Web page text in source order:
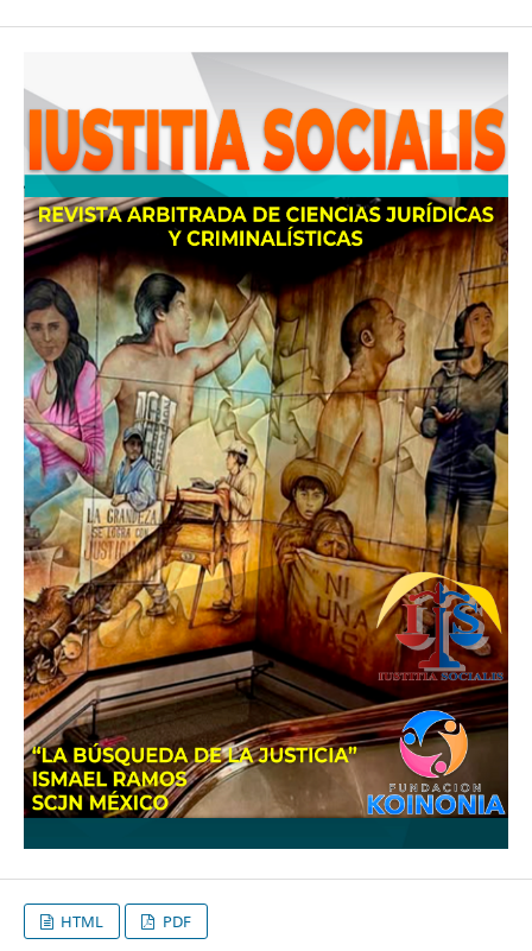
HTML PDF